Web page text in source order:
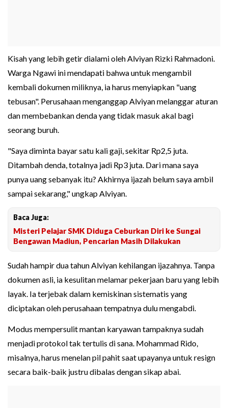
Kisah yang lebih getir dialami oleh Alviyan Rizki Rahmadoni.
Warga Ngawi ini mendapati bahwa untuk mengambil
kembali dokumen miliknya, ia harus menyiapkan "uang
tebusan". Perusahaan menganggap Alviyan melanggar aturan
dan membebankan denda yang tidak masuk akal bagi
seorang buruh.
"Saya diminta bayar satu kali gaji, sekitar Rp2,5 juta.
Ditambah denda, totalnya jadi Rp3 juta. Dari mana saya
punya uang sebanyak itu? Akhirnya ijazah belum saya ambil
sampai sekarang," ungkap Alviyan.
Baca Juga:
Misteri Pelajar SMK Diduga Ceburkan Diri ke Sungai
Bengawan Madiun, Pencarian Masih Dilakukan
Sudah hampir dua tahun Alviyan kehilangan ijazahnya. Tanpa
dokumen asli, ia kesulitan melamar pekerjaan baru yang lebih
layak. Ia terjebak dalam kemiskinan sistematis yang
diciptakan oleh perusahaan tempatnya dulu mengabdi.
Modus mempersulit mantan karyawan tampaknya sudah
menjadi protokol tak tertulis di sana. Mohammad Rido,
misalnya, harus menelan pil pahit saat upayanya untuk resign
secara baik-baik justru dibalas dengan sikap abai.